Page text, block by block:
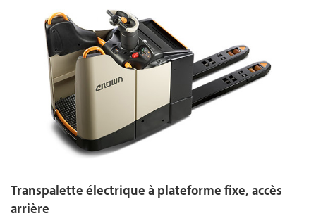
Transpalette électrique à plateforme fixe, accès
arrière